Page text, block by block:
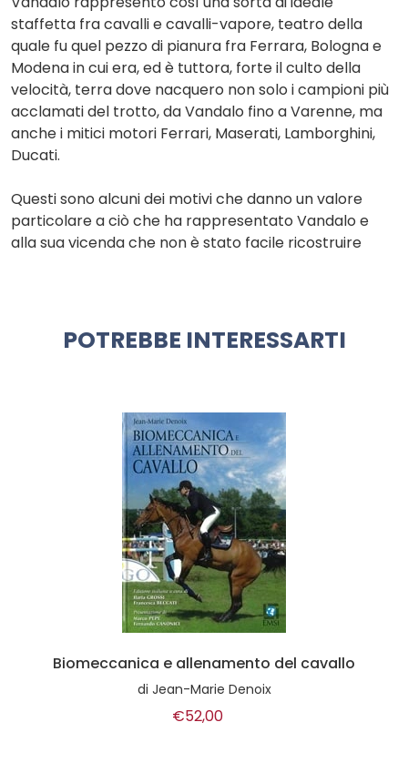
staffetta fra cavalli e cavalli-vapore, teatro della
quale fu quel pezzo di pianura fra Ferrara, Bologna e
Modena in cui era, ed è tuttora, forte il culto della
velocità, terra dove nacquero non solo i campioni più
acclamati del trotto, da Vandalo fino a Varenne, ma
anche i mitici motori Ferrari, Maserati, Lamborghini,
Ducati.
Questi sono alcuni dei motivi che danno un valore
particolare a ciò che ha rappresentato Vandalo e
alla sua vicenda che non è stato facile ricostruire
POTREBBE INTERESSARTI
Biomeccanica e allenamento del cavallo
di Jean-Marie Denoix
€52,00